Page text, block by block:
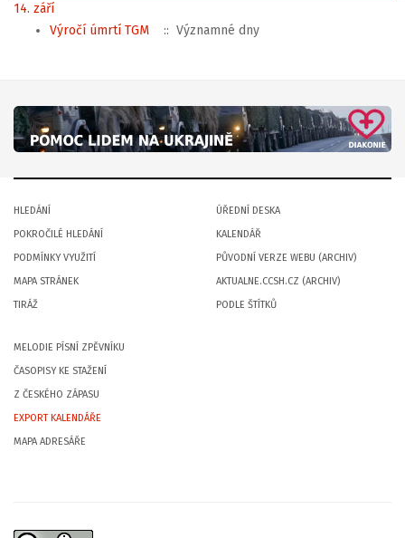
14. září
Výročí úmrtí TGM
:: Významné dny
HLEDÁNÍ
POKROČILÉ HLEDÁNÍ
PODMÍNKY VYUŽITÍ
MAPA STRÁNEK
TIRÁŽ
ÚŘEDNÍ DESKA
KALENDÁŘ
PŮVODNÍ VERZE WEBU (ARCHIV)
AKTUALNE.CCSH.CZ (ARCHIV)
PODLE ŠTÍTKŮ
MELODIE PÍSNÍ ZPĚVNÍKU
ČASOPISY KE STAŽENÍ
Z ČESKÉHO ZÁPASU
EXPORT KALENDÁŘE
MAPA ADRESÁŘE